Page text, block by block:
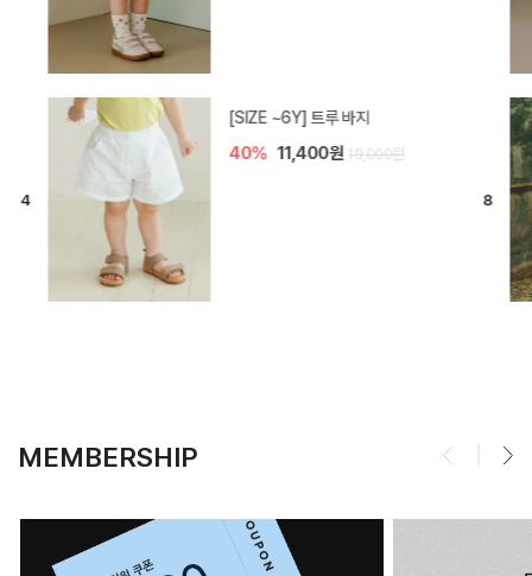
엘로디 니트 아기 바지
30% 14,000원 20,000원
MEMBERSHIP